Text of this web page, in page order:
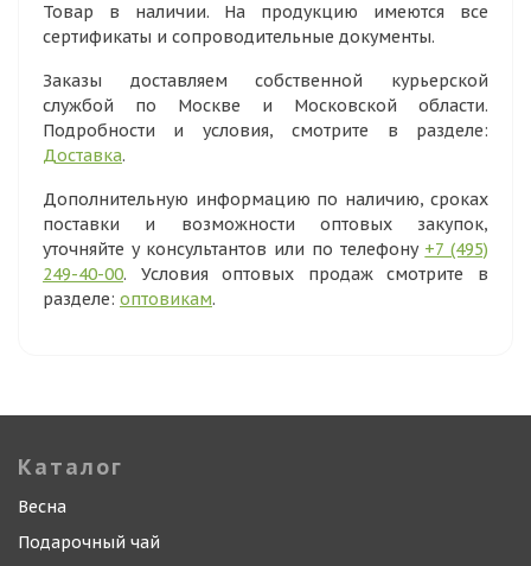
Товар в наличии. На продукцию имеются все
сертификаты и сопроводительные документы.
Заказы доставляем собственной курьерской
службой по Москве и Московской области.
Подробности и условия, смотрите в разделе:
Доставка.
Дополнительную информацию по наличию, сроках
поставки и возможности оптовых закупок,
уточняйте у консультантов или по телефону +7 (495)
249-40-00. Условия оптовых продаж смотрите в
разделе: оптовикам.
Каталог
Весна
Подарочный чай